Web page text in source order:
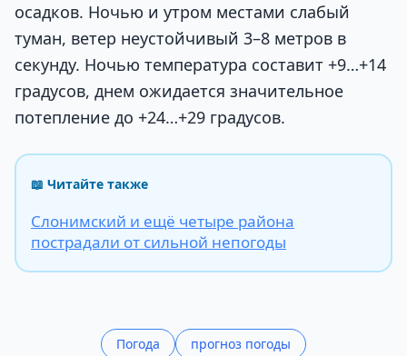
осадков. Ночью и утром местами слабый
туман, ветер неустойчивый 3–8 метров в
секунду. Ночью температура составит +9…+14
градусов, днем ожидается значительное
потепление до +24…+29 градусов.
📖 Читайте также
Слонимский и ещё четыре района
пострадали от сильной непогоды
Погода прогноз погоды